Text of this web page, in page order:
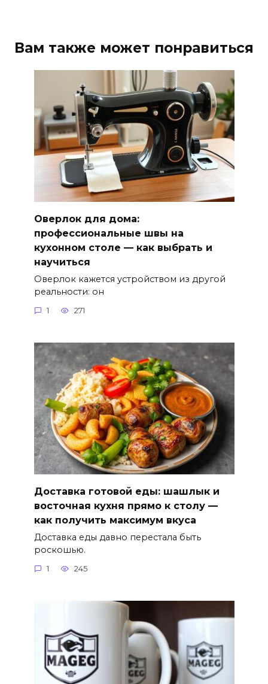
Вам также может понравиться
Оверлок для дома:
профессиональные швы на
кухонном столе — как выбрать и
научиться
Оверлок кажется устройством из другой
реальности: он
1 271
Доставка готовой еды: шашлык и
восточная кухня прямо к столу —
как получить максимум вкуса
Доставка еды давно перестала быть
роскошью.
1 245